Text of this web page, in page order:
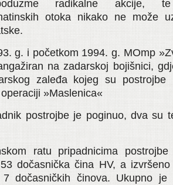
radikalne akcije,
otoka nikako ne može
g. i početkom 1994. g. MOmp
na zadarskoj bojišnici,
zaleđa kojeg su
»Maslenica«
postrojbe je poginuo, dva su
ratu pripadnicima
dočasnička čina HV, a
dočasničkih činova. Ukupno je